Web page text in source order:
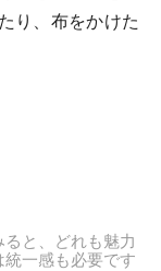
り、布をかけた
と、どれも魅力
一感も必要です